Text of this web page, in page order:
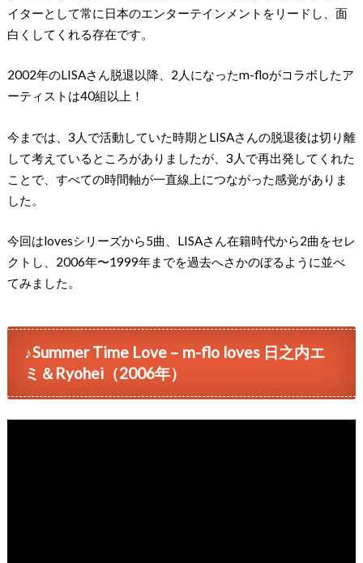
イターとして常に日本のエンターテインメントをリードし、面
白くしてくれる存在です。
2002年のLISAさん脱退以降、2人になったm-floがコラボしたア
ーティストは40組以上！
今までは、3人で活動していた時期とLISAさんの脱退後は切り離
して考えているところがありましたが、3人で再出発してくれた
ことで、すべての時間軸が一直線上につながった感覚がありま
した。
今回はlovesシリーズから5曲、LISAさん在籍時代から2曲をセレ
クトし、2006年〜1999年までを過去へさかのぼるように並べ
てみました。
♪Summer Time Love – m-flo loves 日之内エ
ミ＆Ryohei（2006年）